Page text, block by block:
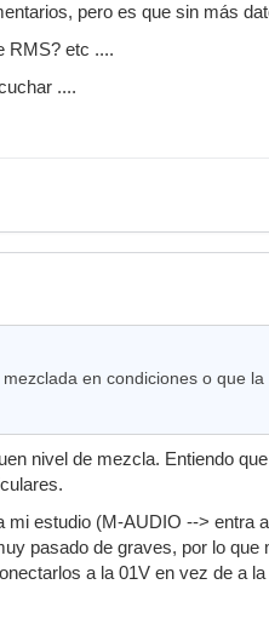
pero es que sin más
RMS? etc ....
....
en condiciones o que
nivel de mezcla. Entiendo
mi estudio (M-AUDIO -->
pasado de graves, por lo
a la 01V en vez de a